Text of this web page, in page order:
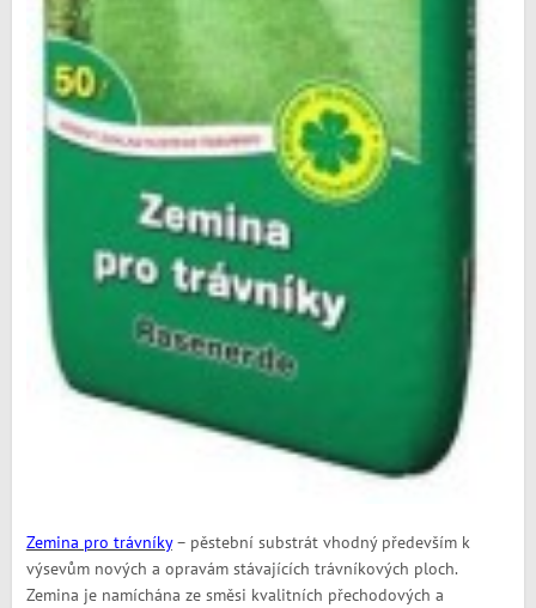
Zemina pro trávníky– pěstební substrát vhodný především k
výsevům nových a opravám stávajících trávníkových ploch.
Zemina je namíchána ze směsi kvalitních přechodových a